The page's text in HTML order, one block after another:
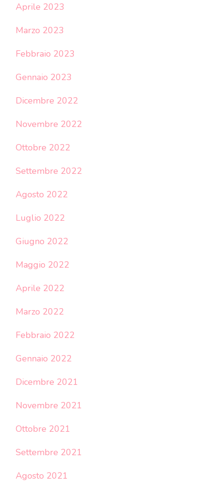
Aprile 2023
Marzo 2023
Febbraio 2023
Gennaio 2023
Dicembre 2022
Novembre 2022
Ottobre 2022
Settembre 2022
Agosto 2022
Luglio 2022
Giugno 2022
Maggio 2022
Aprile 2022
Marzo 2022
Febbraio 2022
Gennaio 2022
Dicembre 2021
Novembre 2021
Ottobre 2021
Settembre 2021
Agosto 2021